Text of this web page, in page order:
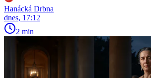
Hanácká Drbna
dnes, 17:12
2 min